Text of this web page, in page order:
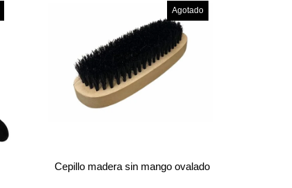
Agotado
Cepillo madera sin mango ovalado